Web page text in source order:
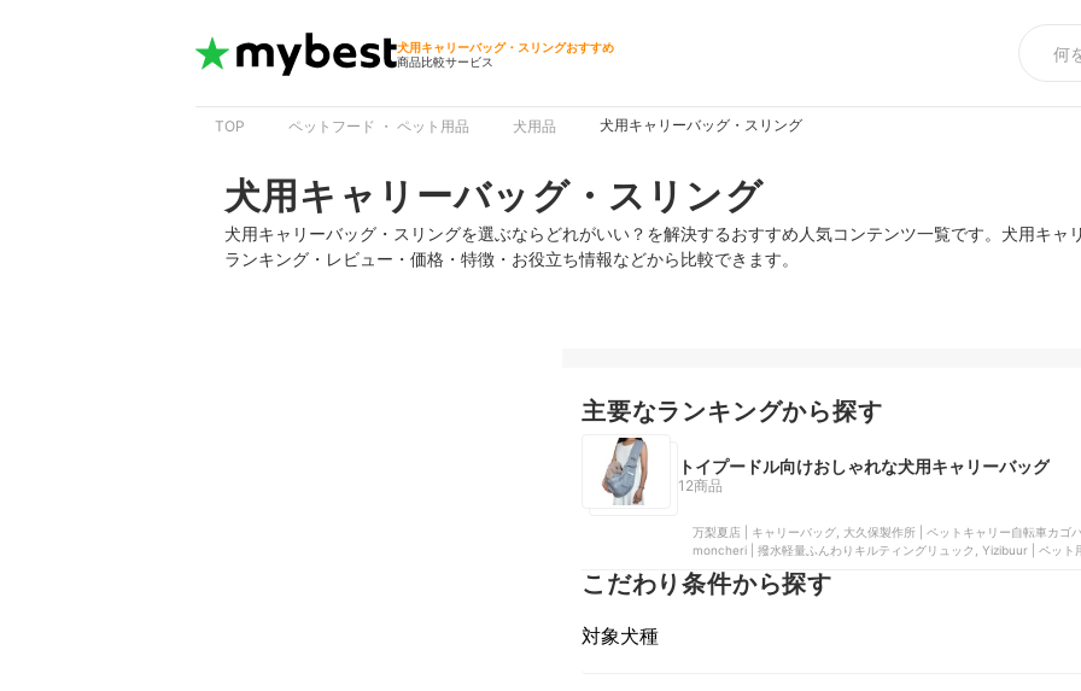
犬用キャリーバッグ・スリングおすすめ
商品比較サービス
TOP ペットフード ・ ペット用品 犬用品 犬用キャリーバッグ・スリング
犬用キャリーバッグ・スリング
犬用キャリーバッグ・スリングを選ぶならどれがいい？を解決するおすすめ人気コンテンツ一覧です。犬用キャ
ランキング・レビュー・価格・特徴・お役立ち情報などから比較できます。
主要なランキングから探す
トイプードル向けおしゃれな犬用キャリーバッグ
12商品
万梨夏店 | キャリーバッグ, 大久保製作所 | ペットキャリー自転車カゴ
moncheri | 撥水軽量ふんわりキルティングリュック, Yizibuur | ペット
こだわり条件から探す
対象犬種